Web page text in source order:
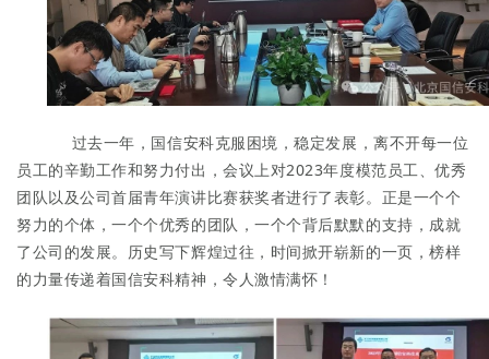
过去一年，国信安科克服困境，稳定发展，离不开每一位
员工的辛勤工作和努力付出，会议上对2023年度模范员工、优秀
团队以及公司首届青年演讲比赛获奖者进行了表彰。正是一个个
努力的个体，一个个优秀的团队，一个个背后默默的支持，成就
了公司的发展。历史写下辉煌过往，时间掀开崭新的一页，榜样
的力量传递着国信安科精神，令人激情满怀！